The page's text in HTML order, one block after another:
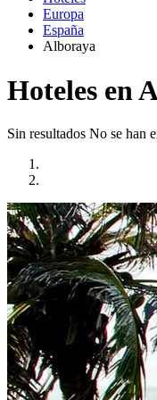
Europa
España
Alboraya
Hoteles en
Sin resultados No se han